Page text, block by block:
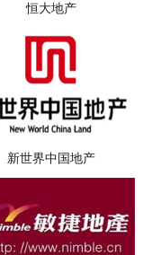
恒大地产
新世界中国地产